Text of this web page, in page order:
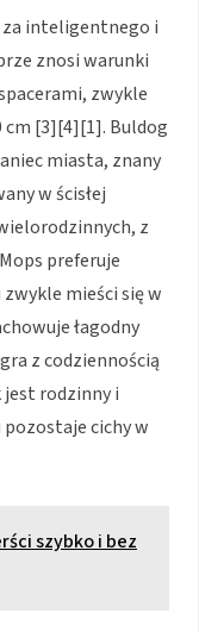
za inteligentnego i
znosi warunki
zwykle
cm [3][4][1]. Buldog
miasta, znany
w ścisłej
z
preferuje
mieści się w
łagodny
z codziennością
rodzinny i
cichy w
szybko i bez